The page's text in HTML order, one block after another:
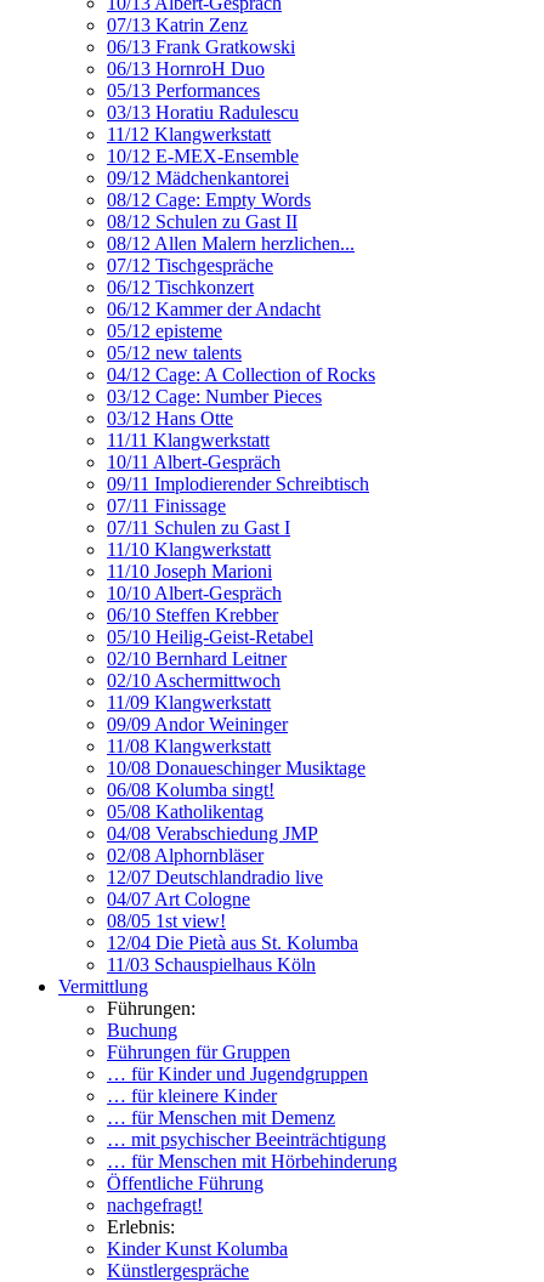
07/13 Katrin Zenz
06/13 Frank Gratkowski
06/13 HornroH Duo
05/13 Performances
03/13 Horatiu Radulescu
11/12 Klangwerkstatt
10/12 E-MEX-Ensemble
09/12 Mädchenkantorei
08/12 Cage: Empty Words
08/12 Schulen zu Gast II
08/12 Allen Malern herzlichen...
07/12 Tischgespräche
06/12 Tischkonzert
06/12 Kammer der Andacht
05/12 episteme
05/12 new talents
04/12 Cage: A Collection of Rocks
03/12 Cage: Number Pieces
03/12 Hans Otte
11/11 Klangwerkstatt
10/11 Albert-Gespräch
09/11 Implodierender Schreibtisch
07/11 Finissage
07/11 Schulen zu Gast I
11/10 Klangwerkstatt
11/10 Joseph Marioni
10/10 Albert-Gespräch
06/10 Steffen Krebber
05/10 Heilig-Geist-Retabel
02/10 Bernhard Leitner
02/10 Aschermittwoch
11/09 Klangwerkstatt
09/09 Andor Weininger
11/08 Klangwerkstatt
10/08 Donaueschinger Musiktage
06/08 Kolumba singt!
05/08 Katholikentag
04/08 Verabschiedung JMP
02/08 Alphornbläser
12/07 Deutschlandradio live
04/07 Art Cologne
08/05 1st view!
12/04 Die Pietà aus St. Kolumba
11/03 Schauspielhaus Köln
Vermittlung
Führungen:
Buchung
Führungen für Gruppen
… für Kinder und Jugendgruppen
… für kleinere Kinder
… für Menschen mit Demenz
… mit psychischer Beeinträchtigung
… für Menschen mit Hörbehinderung
Öffentliche Führung
nachgefragt!
Erlebnis:
Kinder Kunst Kolumba
Künstlergespräche